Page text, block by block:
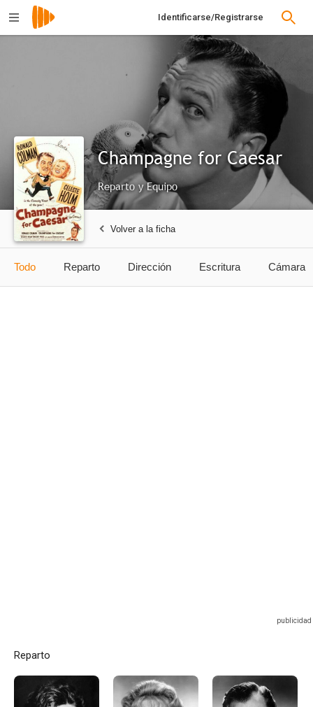
Identificarse/Registrarse
Champagne for Caesar
Reparto y Equipo
Volver a la ficha
Todo Reparto Dirección Escritura Cámara
Reparto